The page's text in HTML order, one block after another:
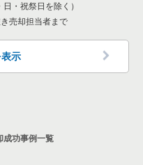
・祝祭日を除く）
売却担当者まで
示
成功事例一覧